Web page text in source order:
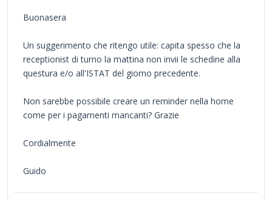
Buonasera
Un suggerimento che ritengo utile: capita spesso che la
receptionist di turno la mattina non invii le schedine alla
questura e/o all'ISTAT del giorno precedente.
Non sarebbe possibile creare un reminder nella home
come per i pagamenti mancanti? Grazie
Cordialmente
Guido